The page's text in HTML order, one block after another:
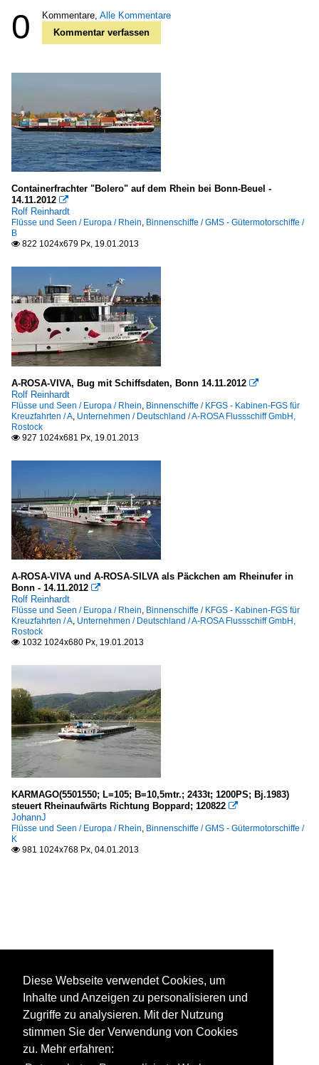
0 Kommentare, Alle Kommentare
Kommentar verfassen
Containerfrachter "Bolero" auf dem Rhein bei Bonn-Beuel -
14.11.2012 
Rolf Reinhardt
Flüsse und Seen / Europa / Rhein, Binnenschiffe / GMS - Gütermotorschiffe /
B
 822 1024x679 Px, 19.01.2013
A-ROSA-VIVA, Bug mit Schiffsdaten, Bonn 14.11.2012 
Rolf Reinhardt
Flüsse und Seen / Europa / Rhein, Binnenschiffe / KFGS - Kabinen-FGS für
Kreuzfahrten / A, Unternehmen / Deutschland / A-ROSA Flussschiff GmbH,
Rostock
 927 1024x681 Px, 19.01.2013
A-ROSA-VIVA und A-ROSA-SILVA als Päckchen am Rheinufer in
Bonn - 14.11.2012 
Rolf Reinhardt
Flüsse und Seen / Europa / Rhein, Binnenschiffe / KFGS - Kabinen-FGS für
Kreuzfahrten / A, Unternehmen / Deutschland / A-ROSA Flussschiff GmbH,
Rostock
 1032 1024x680 Px, 19.01.2013
KARMAGO(5501550; L=105; B=10,5mtr.; 2433t; 1200PS; Bj.1983)
steuert Rheinaufwärts Richtung Boppard; 120822 
JohannJ
Flüsse und Seen / Europa / Rhein, Binnenschiffe / GMS - Gütermotorschiffe /
K
 981 1024x768 Px, 04.01.2013
Diese Webseite verwendet Cookies, um
Inhalte und Anzeigen zu personalisieren und
Zugriffe zu analysieren. Mit der Nutzung
stimmen Sie der Verwendung von Cookies
zu. Mehr erfahren: